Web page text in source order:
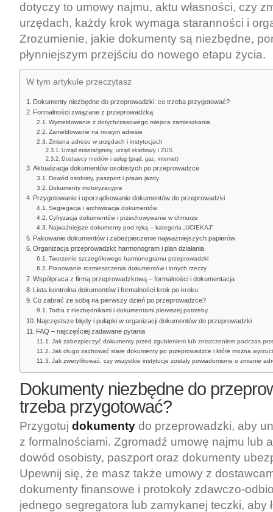
krok
po
kroku
dotyczy to umowy najmu, aktu własności, czy
urzędach, każdy krok wymaga staranności i
Zrozumienie, jakie dokumenty są niezbędne,
płynniejszym przejściu do nowego etapu życia.
W tym artykule przeczytasz
Dokumenty niezbędne do przeprowadzki: co trzeba przygotować?
Formalności związane z przeprowadzką
Wymeldowanie z dotychczasowego miejsca zamieszkania
Zameldowanie na nowym adresie
Zmiana adresu w urzędach i instytucjach
Urząd miasta/gminy, urząd skarbowy i ZUS
Dostawcy mediów i usług (prąd, gaz, internet)
Aktualizacja dokumentów osobistych po przeprowadzce
Dowód osobisty, paszport i prawo jazdy
Dokumenty motoryzacyjne
Przygotowanie i uporządkowanie dokumentów do przeprowadzki
Segregacja i archiwizacja dokumentów
Cyfryzacja dokumentów i przechowywanie w chmurze
Najważniejsze dokumenty pod ręką – kategoria „UCIEKAJ”
Pakowanie dokumentów i zabezpieczenie najważniejszych papierów
Organizacja przeprowadzki: harmonogram i plan działania
Tworzenie szczegółowego harmonogramu przeprowadzki
Planowanie rozmieszczenia dokumentów i innych rzeczy
Współpraca z firmą przeprowadzkową – formalności i dokumentacja
Lista kontrolna dokumentów i formalności krok po kroku
Co zabrać ze sobą na pierwszy dzień po przeprowadzce?
Torba z niezbędnikami i dokumentami pierwszej potrzeby
Najczęstsze błędy i pułapki w organizacji dokumentów do przeprowadzki
FAQ – najczęściej zadawane pytania
Jak zabezpieczyć dokumenty przed zgubieniem lub zniszczeniem podczas
Jak długo zachować stare dokumenty po przeprowadzce i które można
Jak zweryfikować, czy wszystkie instytucje zostały powiadomione o zmianie
Dokumenty niezbędne do
trzeba przygotować?
Przygotuj dokumenty do przeprowadzki, aby
z formalnościami. Zgromadź umowę najmu lub
dowód osobisty, paszport oraz dokumenty
Upewnij się, że masz także umowy z
dokumenty finansowe i protokoły zdawczo-
jednego segregatora lub zamykanej teczki, aby